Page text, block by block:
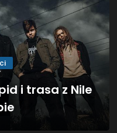
i trasa z Nile